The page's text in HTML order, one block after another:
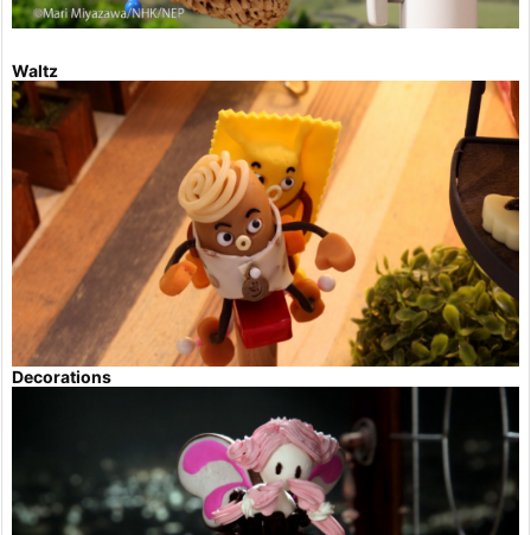
Waltz
Decorations